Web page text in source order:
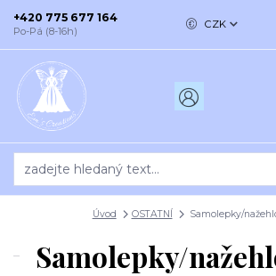
CZK
+420 775 677 164
Po-Pá (8-16h)
Úvod OSTATNÍ Samolepky/
Samolepky/